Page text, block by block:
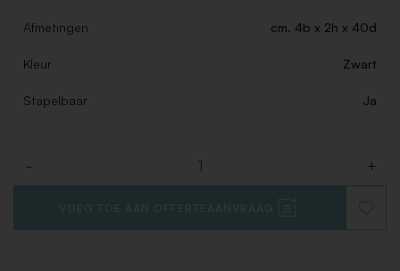
Afmetingen cm. 4b x 2h x 40d
Kleur Zwart
Stapelbaar Ja
- +
VOEG TOE AAN OFFERTEAANVRAAG
TOE